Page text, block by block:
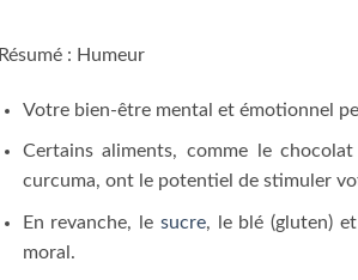
Résumé : Humeur
Votre bien-être mental et émotionnel
Certains aliments, comme le
curcuma, ont le potentiel de stimuler
En revanche, le sucre, le blé (gluten)
moral.